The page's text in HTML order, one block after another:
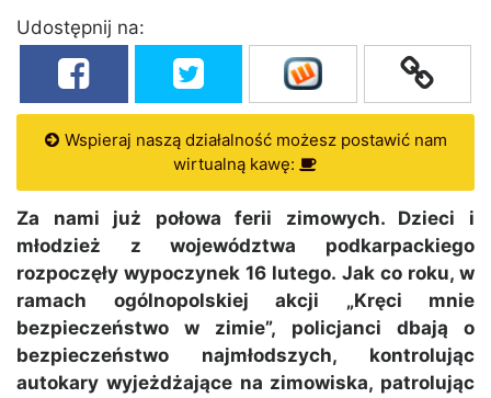
Udostępnij na:
Wspieraj naszą działalność możesz postawić nam
wirtualną kawę:
Za nami już połowa ferii zimowych. Dzieci i
młodzież z województwa podkarpackiego
rozpoczęły wypoczynek 16 lutego. Jak co roku, w
ramach ogólnopolskiej akcji „Kręci mnie
bezpieczeństwo w zimie”, policjanci dbają o
bezpieczeństwo najmłodszych, kontrolując
autokary wyjeżdżające na zimowiska, patrolując